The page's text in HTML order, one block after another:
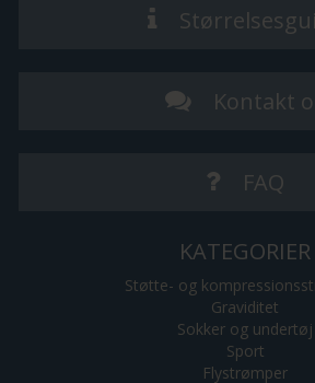
Kontakt
FAQ
KATEGORIER
Støtte- og
Graviditet
Sokker og undertøj
Sport
Flystrømper